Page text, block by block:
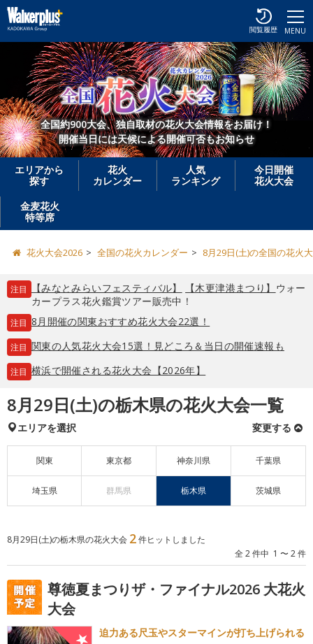
MENU
閲覧履歴
全国約900大会、独自取材の花火大会情報をお届け！
開催当日には天候による開催可否もお知らせ
エリアから
探す
花火
カレンダー
人気
ランキング
今日開催
花火大会
金麦花火
特等席
花火大会2026 全国の花火カレンダー 8月29日(土)の全国の花火
注目 【みなとみらいフェスティバル】 【木更津港まつり】 ウォー
カープラス花火鑑賞ツアー販売中！
注目 8月開催の関東おすすめ花火大会22選！
注目 関東の人気花火大会15選！見どころ＆当日の開催速報も
注目 横浜で開催される花火大会【2026年】
8月29日(土)の栃木県の花火大会一覧
エリアを選択 変更する
関東 東京都 神奈川県 千葉県
埼玉県 群馬県 栃木県 茨城県
8月29日(土)の栃木県の花火大会 2件ヒットしました
全 2 件中 1 〜 2 件
尊徳夏まつりザ・ファイナル2026 大花火
大会
迫力ある尺玉やスターマインが打ち上げられる